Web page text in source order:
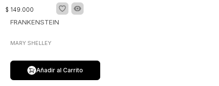
$ 149.000
FRANKENSTEIN
MARY SHELLEY
Añadir al Carrito